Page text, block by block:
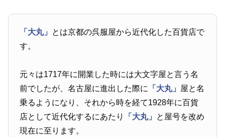
「大丸」 とは京都の呉服屋から近代化した百貨店で
す。
元々は1717年に開業した時には大文字屋と言う名
前でしたが、名古屋に進出した際に
「大丸」 屋と名
乗るようになり、それから時を経て1928年に百貨
店として近代化するにあたり
「大丸」 と屋号を改め
現在に至ります。